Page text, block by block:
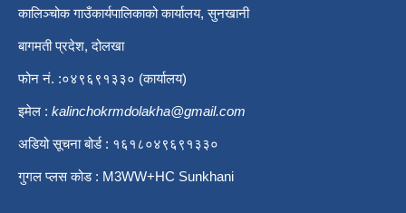
कालिञ्चोक गाउँकार्यपालिकाको कार्यालय, सुनखानी
बागमती प्रदेश, दोलखा
फोन नं. :०४९६९१३३० (कार्यालय)
इमेल : kalinchokrmdolakha@gmail.com
अडियो सूचना बोर्ड : १६१८०४९६९१३३०
गुगल प्लस कोड : M3WW+HC Sunkhani